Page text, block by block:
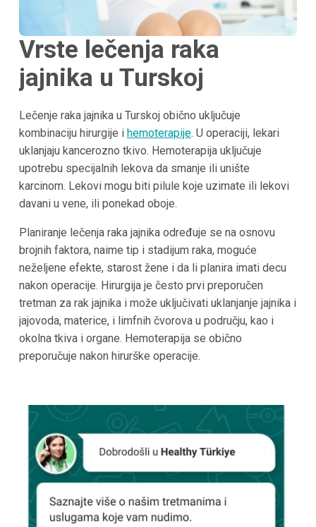
Vrste lečenja raka
jajnika u Turskoj
Lečenje raka jajnika u Turskoj obično uključuje
kombinaciju hirurgije i hemoterapije. U operaciji, lekari
uklanjaju kancerozno tkivo. Hemoterapija uključuje
upotrebu specijalnih lekova da smanje ili unište
karcinom. Lekovi mogu biti pilule koje uzimate ili lekovi
davani u vene, ili ponekad oboje.
Planiranje lečenja raka jajnika određuje se na osnovu
brojnih faktora, naime tip i stadijum raka, moguće
neželjene efekte, starost žene i da li planira imati decu
nakon operacije. Hirurgija je često prvi preporučen
tretman za rak jajnika i može uključivati uklanjanje jajnika i
jajovoda, materice, i limfnih čvorova u području, kao i
okolna tkiva i organe. Hemoterapija se obično
preporučuje nakon hirurške operacije.